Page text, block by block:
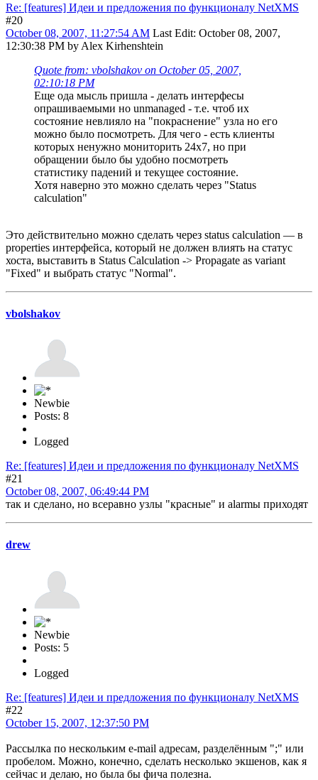
Re: [features] Идеи и предложения по функционалу NetXMS
#20
October 08, 2007, 11:27:54 AM Last Edit: October 08, 2007,
12:30:38 PM by Alex Kirhenshtein
Quote from: vbolshakov on October 05, 2007,
02:10:18 PM
Еще ода мысль пришла - делать интерфесы
опрашиваемыми но unmanaged - т.е. чтоб их
состояние невлияло на "покраснение" узла но его
можно было посмотреть. Для чего - есть клиенты
которых ненужно мониторить 24х7, но при
обращении было бы удобно посмотреть
статистику падений и текущее состояние.
Хотя наверно это можно сделать через "Status
calculation"
Это действительно можно сделать через status calculation — в
properties интерфейса, который не должен влиять на статус
хоста, выставить в Status Cаlculation -> Propagate as variant
"Fixed" и выбрать статус "Normal".
vbolshakov
Newbie
Posts: 8
Logged
Re: [features] Идеи и предложения по функционалу NetXMS
#21
October 08, 2007, 06:49:44 PM
так и сделано, но всеравно узлы "красные" и alarmы приходят
drew
Newbie
Posts: 5
Logged
Re: [features] Идеи и предложения по функционалу NetXMS
#22
October 15, 2007, 12:37:50 PM
Рассылка по нескольким e-mail адресам, разделённым ";" или
пробелом. Можно, конечно, сделать несколько экшенов, как я
сейчас и делаю, но была бы фича полезна.